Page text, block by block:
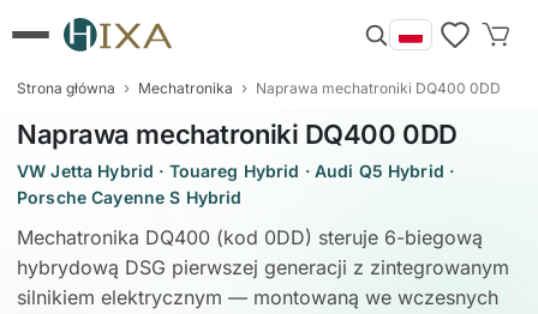
Strona główna › Mechatronika › Naprawa mechatroniki DQ400 0DD
Naprawa mechatroniki DQ400 0DD
VW Jetta Hybrid · Touareg Hybrid · Audi Q5 Hybrid ·
Porsche Cayenne S Hybrid
Mechatronika DQ400 (kod 0DD) steruje 6-biegową
hybrydową DSG pierwszej generacji z zintegrowanym
silnikiem elektrycznym — montowaną we wczesnych